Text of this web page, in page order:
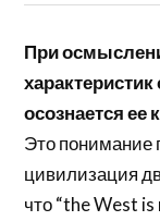
При
осознается ее
Это понимание
цивилизация
что “the West